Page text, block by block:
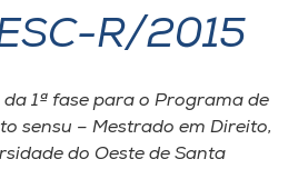
R/2015
1ª fase para o Programa de
sensu – Mestrado em Direito,
do Oeste de Santa